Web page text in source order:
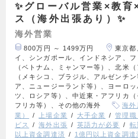
✨グローバル営業×教育
ス（海外出張あり）✨
海外営業
800万円 ～ 1499万円
東京都
イ、シンガポール、インドネシア、
（ベトナム、ミャンマー等）、北米
（メキシコ、ブラジル、アルゼンチ
ア、ニュージーランド等）、ヨーロ
ツ、ロシア等）、中近東・アフリカ
フリカ等）、その他の海外
海外
業）
上場企業 大手企業 管理職
ビス
海外出張 英語力が必要 転
以上資金調達済
1億円以上資金調達